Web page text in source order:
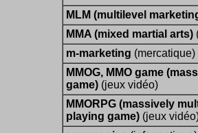
MLM (multilevel
MMA (mixed martial arts)
m-marketing (mercatique)
MMOG, MMO game
game) (jeux vidéo)
MMORPG (massively
playing game) (jeux